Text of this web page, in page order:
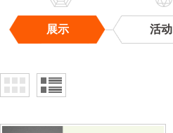
展示 活动